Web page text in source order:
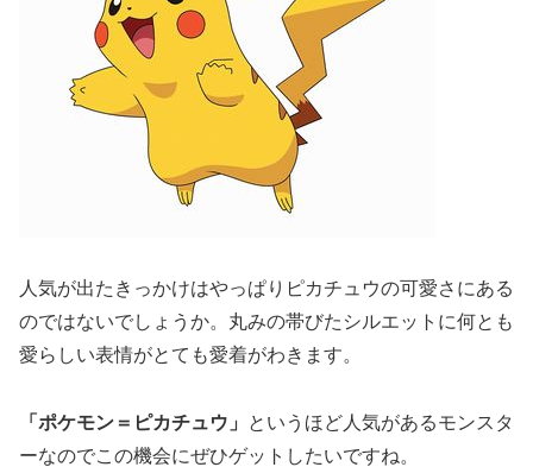
人気が出たきっかけはやっぱりピカチュウの可愛さにある
のではないでしょうか。丸みの帯びたシルエットに何とも
愛らしい表情がとても愛着がわきます。
「ポケモン＝ピカチュウ」
というほど人気があるモンスタ
ーなのでこの機会にぜひゲットしたいですね。